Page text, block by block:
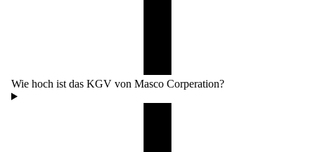
Wie hoch ist das KGV von Masco Corperation?